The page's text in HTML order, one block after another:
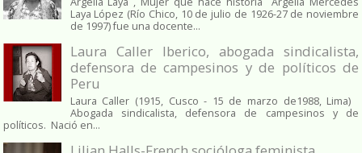
Laya López (Río Chico, 10 de julio de 1926-27 de noviembre
de 1997) fue una docente...
Laura Caller Iberico, abogada sindicalista,
defensora de campesinos y de políticos de
Peru
Laura Caller (1915, Cusco - 15 de marzo de1988, Lima)
Abogada sindicalista, defensora de campesinos y de
políticos. Nació en...